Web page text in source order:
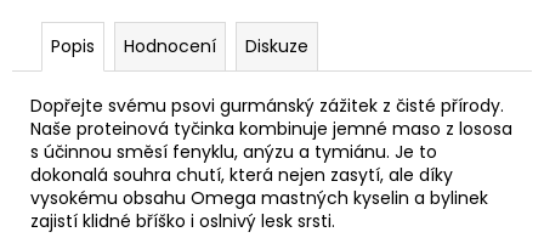
Popis Hodnocení Diskuze
Dopřejte svému psovi gurmánský zážitek z čisté přírody.
Naše proteinová tyčinka kombinuje jemné maso z lososa
s účinnou směsí fenyklu, anýzu a tymiánu. Je to
dokonalá souhra chutí, která nejen zasytí, ale díky
vysokému obsahu Omega mastných kyselin a bylinek
zajistí klidné bříško i oslnivý lesk srsti.
e